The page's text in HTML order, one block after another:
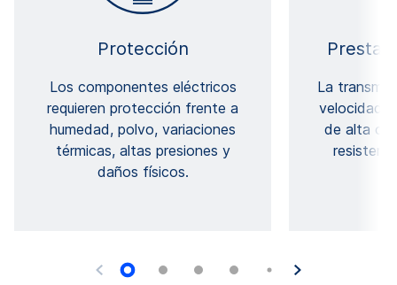
Protección
Los componentes eléctricos
requieren protección frente a
humedad, polvo, variaciones
térmicas, altas presiones y
daños físicos.
La
velocidad
de alta